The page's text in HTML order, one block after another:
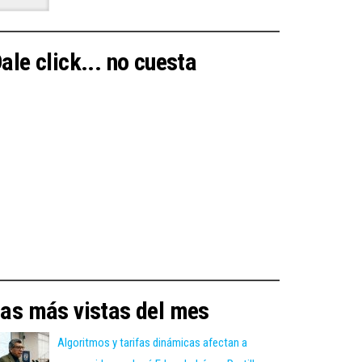
click... no cuesta
más vistas del mes
Algoritmos y tarifas dinámicas afectan a